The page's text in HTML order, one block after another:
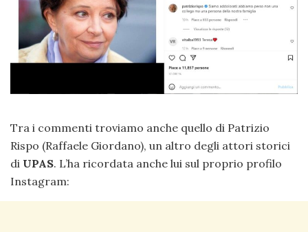
Tra i commenti troviamo anche quello di Patrizio
Rispo (Raffaele Giordano), un altro degli attori storici
di UPAS. L’ha ricordata anche lui sul proprio profilo
Instagram: